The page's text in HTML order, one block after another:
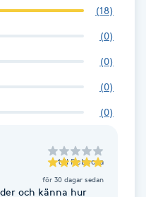
(18)
(0)
(0)
(0)
(0)
till Rebecca
för 30 dagar sedan
och känna hur